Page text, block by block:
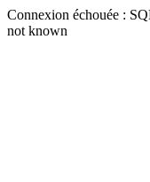
Connexion échouée :
not known